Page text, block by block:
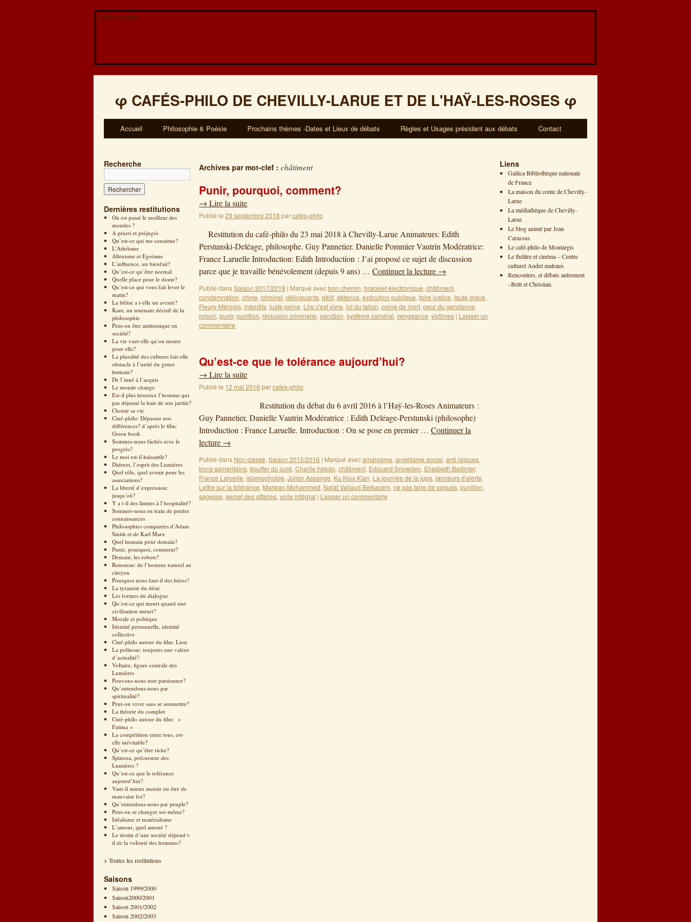
Veuillez patienter...
φ CAFÉS-PHILO DE CHEVILLY-LARUE ET DE L'HAŸ-LES-ROSES φ
Accueil Philosophie & Poésie Prochains thèmes -Dates et Lieux de débats Règles et Usages présidant aux débats Contact
Recherche
Dernières restitutions
Où est passé le meilleur des
mondes ?
A priori et préjugés
Qu’est-ce qui me constitue?
L’Athéisme
Altruisme et Egoïsme
L’influence, un bienfait?
Qu’est-ce qu’être normal
Quelle place pour le doute?
Qu’est-ce qui vous fait lever le
matin?
La bêtise a t-elle un avenir?
Kant, un tournant décisif de la
philosophie
Peut-on être authentique en
société?
La vie vaut-elle qu’on meure
pour elle?
La pluralité des cultures fait-elle
obstacle à l’unité du genre
humain?
De l’inné à l’acquis
Le monde change
Est-il plus heureux l’homme qui
pas dépassé la haie de son jardin?
Choisir sa vie
Ciné-philo: Dépasser nos
différences? d’après le film:
Green book
Sommes-nous fâchés avec le
progrès?
Le moi est-il haïssable?
Diderot, l’esprit des Lumières
Quel rôle, quel avenir pour les
associations?
La liberté d’expression:
jusqu’où?
Y a t-il des limites à l’hospitalité?
Sommes-nous en train de perdre
connaissances
Philosophies comparées d’Adam
Smith et de Karl Marx
Quel humain pour demain?
Punir, pourquoi, comment?
Demain: les robots?
Rousseau: de l’homme naturel au
citoyen
Pourquoi nous faut-il des héros?
La tyrannie du désir
Les formes du dialogue
Qu’est-ce qui meurt quand une
civilisation meurt?
Morale et politique
Identité personnelle, identité
collective
Ciné-philo autour du film: Lion
La politesse: toujours une valeur
d’actualité?
Voltaire, figure centrale des
Lumières
Pouvons-nous tout pardonner?
Qu’entendons-nous par
spiritualité?
Peut-on vivre sans se soumettre?
La théorie du complot
Ciné-philo autour du film: »
Fatima »
La compétition entre tous, est-
elle inévitable?
Qu’est-ce qu’être riche?
Spinoza, précurseur des
Lumières ?
Qu’est-ce que le tolérance
aujourd’hui?
Vaut-il mieux mentir ou être de
mauvaise foi?
Qu’entendons-nous par peuple?
Peut-on se changer soi-même?
Idéalisme et matérialisme
L’amour, quel amour ?
Le destin d’une société dépend t-
il de la volonté des hommes?
> Toutes les restitutions
Saisons
Saison 1999/2000
Saison2000/2001
Saison 2001/2002
Saison 2002/2003
Archives par mot-clef : châtiment
Punir, pourquoi, comment?
→ Lire la suite
Publié le 29 septembre 2018 parcafes-philo
Restitution du café-philo du 23 mai 2018 à Chevilly-Larue Animateurs: Edith
Perstunski-Deléage, philosophe. Guy Pannetier. Danielle Pommier Vautrin Modératrice:
France Laruelle Introduction: Edith Introduction : J’ai proposé ce sujet de discussion
parce que je travaille bénévolement (depuis 9 ans) … Continuer la lecture →
Publié dansSaison 2017/2018 | Marqué avecbon chemin, bracelet électronique, châtiment,
condamnation, crime, criminel, délinquants, délit, détenus, exécution publique, faire justice, faute grave,
Fleury-Mérogis, interdits, juste peine, Lire c'est vivre, loi du talion, peine de mort, peur du gendarme,
prison, punir, punition, réclusion criminelle, sanction, système carcéral, vengeance, victimes | Laisser un
commentaire
Qu’est-ce que le tolérance aujourd’hui?
→ Lire la suite
Publié le 12 mai 2016 parcafes-philo
Restitution du débat du 6 avril 2016 à l’Haÿ-les-Roses Animateurs :
Guy Pannetier, Danielle Vautrin Modératrice : Edith Deléage-Perstunski (philosophe)
Introduction : France Laruelle. Introduction : On se pose en premier … Continuer la
lecture →
Publié dans Non classé, Saison 2015/2016 | Marqué avecamalgame, angélisme social, anti-laïques,
bons samaritains, bouffer du curé, Charlie hebdo, châtiment, Edouard Snowden, Elisabeth Badinter,
France Laruelle, islamophobie, Julian Assange, Ku Klux Klan, La journée de la jupe, lanceurs d'alerte,
Lettre sur la tolérance, Marwan Mohammed, Najat Vallaud Belkacem, ne pas faire de vagues, punition,
sagesse, secret des affaires, voile intégral | Laisser un commentaire
Liens
Gallica Bibliothèque nationale
de France
La maison du conte de Chevilly-
Larue
La médiathèque de Chevilly-
Larue
Le blog animé par Jean
Carassus
Le café-philo de Montargis
Le théâtre et cinéma – Centre
culturel André malraux
Rencontres, et débats autrement
–Britt et Christian.